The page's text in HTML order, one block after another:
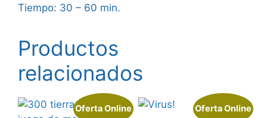
Tiempo: 30 – 60 min.
Productos
relacionados
Oferta Online Oferta Online